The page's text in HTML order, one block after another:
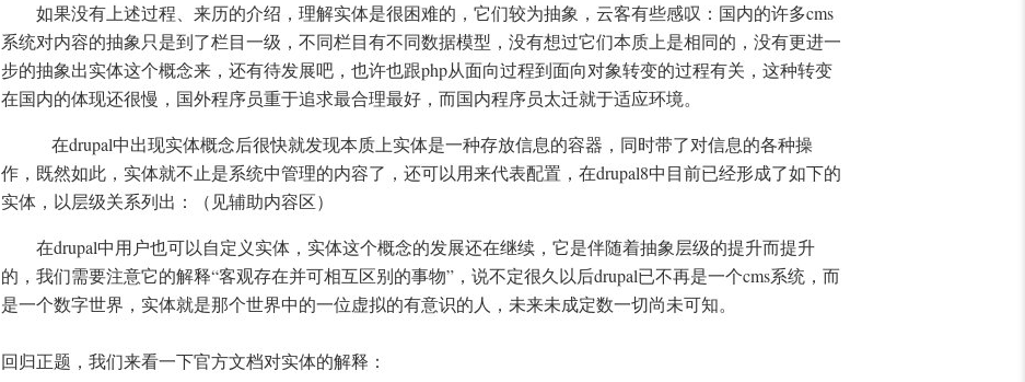
如果没有上述过程、来历的介绍，理解实体是很困难的，它们较为抽象，云客有些感叹：国内的许多cms
系统对内容的抽象只是到了栏目一级，不同栏目有不同数据模型，没有想过它们本质上是相同的，没有更进一
步的抽象出实体这个概念来，还有待发展吧，也许也跟php从面向过程到面向对象转变的过程有关，这种转变
在国内的体现还很慢，国外程序员重于追求最合理最好，而国内程序员太迁就于适应环境。
在drupal中出现实体概念后很快就发现本质上实体是一种存放信息的容器，同时带了对信息的各种操
作，既然如此，实体就不止是系统中管理的内容了，还可以用来代表配置，在drupal8中目前已经形成了如下的
实体，以层级关系列出：（见辅助内容区）
在drupal中用户也可以自定义实体，实体这个概念的发展还在继续，它是伴随着抽象层级的提升而提升
的，我们需要注意它的解释“客观存在并可相互区别的事物”，说不定很久以后drupal已不再是一个cms系统，而
是一个数字世界，实体就是那个世界中的一位虚拟的有意识的人，未来未成定数一切尚未可知。
回归正题，我们来看一下官方文档对实体的解释：